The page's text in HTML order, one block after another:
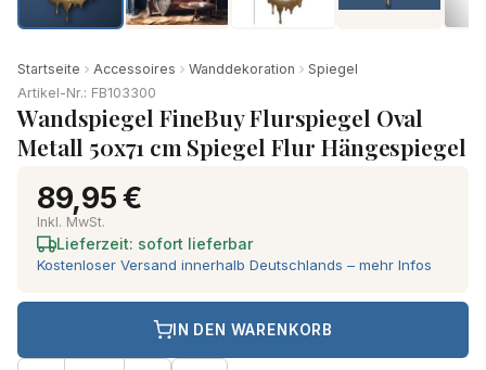
Startseite Accessoires Wanddekoration
Spiegel
Artikel-Nr.: FB103300
Wandspiegel FineBuy Flurspiegel Oval
Metall 50x71 cm Spiegel Flur Hängespiegel
89,95 €
Inkl. MwSt.
Lieferzeit: sofort lieferbar
Kostenloser Versand innerhalb Deutschlands – mehr Infos
IN DEN WARENKORB